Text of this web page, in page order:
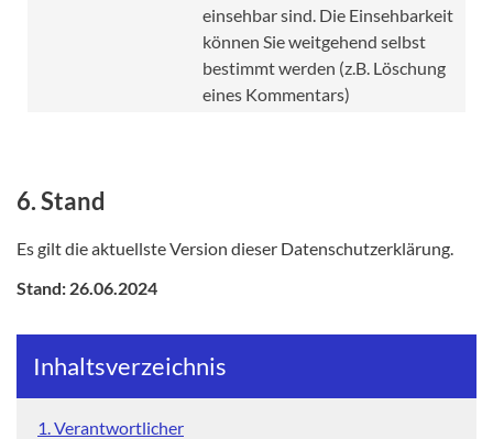
einsehbar sind. Die Einsehbarkeit
können Sie weitgehend selbst
bestimmt werden (z.B. Löschung
eines Kommentars)
6. Stand
Es gilt die aktuellste Version dieser Datenschutzerklärung.
Stand: 26.06.2024
Inhaltsverzeichnis
1. Verantwortlicher